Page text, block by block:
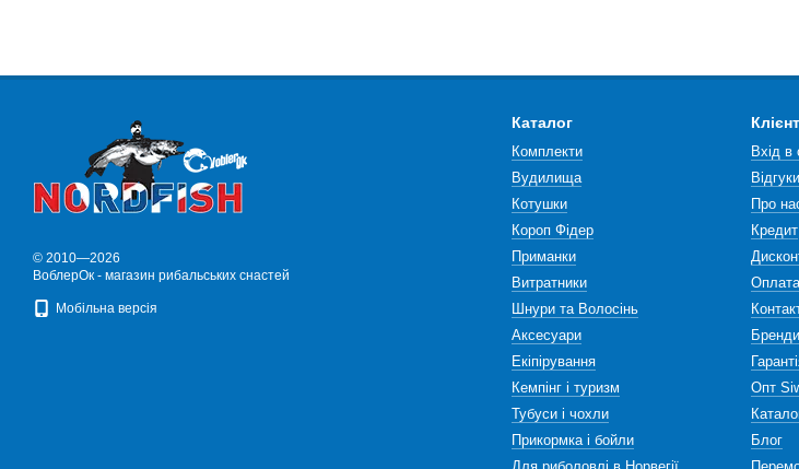
© 2010—2026
ВоблерОк - магазин рибальських снастей
Мобільна версія
Каталог
Комплекти
Вудилища
Котушки
Короп Фідер
Приманки
Витратники
Шнури та Волосінь
Аксесуари
Екіпірування
Кемпінг і туризм
Тубуси і чохли
Прикормка і бойли
Вхід в
Про
Кредит
Бренди
Опт
Блог